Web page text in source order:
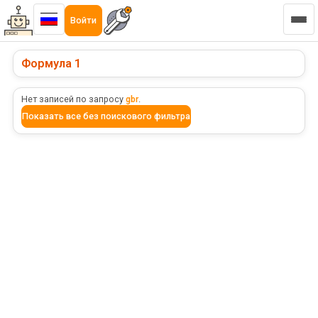
Войти
Формула 1
Нет записей по запросу gbr.
Показать все без поискового фильтра